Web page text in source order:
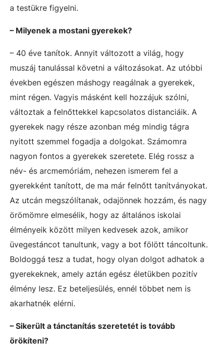
a testükre figyelni.
– Milyenek a mostani gyerekek?
– 40 éve tanítok. Annyit változott a világ, hogy
muszáj tanulással követni a változásokat. Az utóbbi
években egészen máshogy reagálnak a gyerekek,
mint régen. Vagyis másként kell hozzájuk szólni,
változtak a felnőttekkel kapcsolatos distanciáik. A
gyerekek nagy része azonban még mindig tágra
nyitott szemmel fogadja a dolgokat. Számomra
nagyon fontos a gyerekek szeretete. Elég rossz a
név- és arcmemóriám, nehezen ismerem fel a
gyerekként tanított, de ma már felnőtt tanítványokat.
Az utcán megszólítanak, odajönnek hozzám, és nagy
örömömre elmesélik, hogy az általános iskolai
élményeik között milyen kedvesek azok, amikor
üvegestáncot tanultunk, vagy a bot fölött táncoltunk.
Boldoggá tesz a tudat, hogy olyan dolgot adhatok a
gyerekeknek, amely aztán egész életükben pozitív
élmény lesz. Ez beteljesülés, ennél többet nem is
akarhatnék elérni.
– Sikerült a tánctanítás szeretetét is tovább
örökíteni?